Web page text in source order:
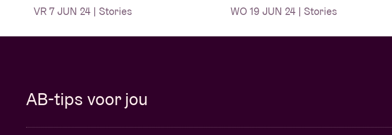
VR 7 JUN 24 | Stories WO 19 JUN 24 | Stories
AB-tips voor jou